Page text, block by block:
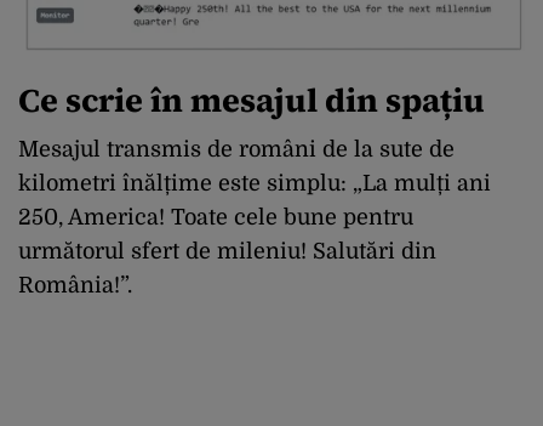
Ce scrie în mesajul din spațiu
Mesajul transmis de români de la sute de
kilometri înălțime este simplu: „La mulți ani
250, America! Toate cele bune pentru
următorul sfert de mileniu! Salutări din
România!”.